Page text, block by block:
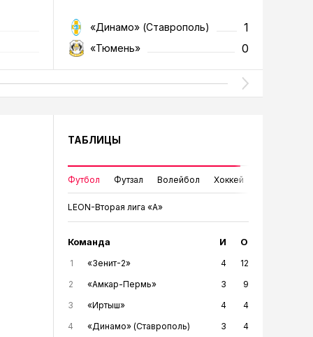
«Динамо» (Ставрополь) 1
«Тюмень» 0
ТАБЛИЦЫ
Футбол Футзал Волейбол Хоккей
LEON-Вторая лига «А»
Команда И О
1 «Зенит-2» 4
12
2
«Амкар-Пермь» 3
9
3
«Иртыш» 4
4
4
«Динамо» (Ставрополь) 3
4